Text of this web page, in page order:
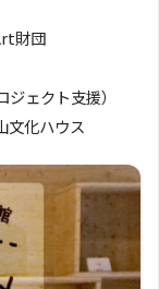
財団
ェクト支援）
文化ハウス